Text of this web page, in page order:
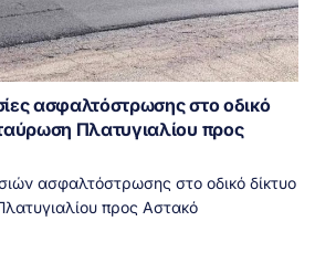
ασφαλτόστρωσης στο οδικό
Πλατυγιαλίου προς
ασφαλτόστρωσης στο οδικό δίκτυο
προς Αστακό